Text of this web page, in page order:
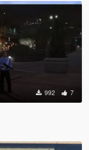
992 7